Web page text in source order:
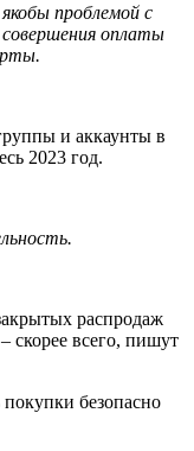
проблемой с
оплаты
и аккаунты в
2023 год.
распродаж
скорее всего, пишут
безопасно